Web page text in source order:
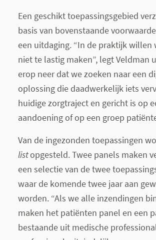
Een geschikt toepassingsgebied
basis van bovenstaande
een uitdaging. “In de praktijk willen
niet te lastig maken”, legt Veldman
erop neer dat we zoeken naar een
oplossing die daadwerkelijk iets
huidige zorgtraject en gericht is op
aandoening of op een groep
Van de ingezonden toepassingen
listopgesteld. Twee panels maken
een selectie van de twee
waar de komende twee jaar aan
worden. “Als we alle inzendingen
maken het patiënten panel en een
bestaande uit medische